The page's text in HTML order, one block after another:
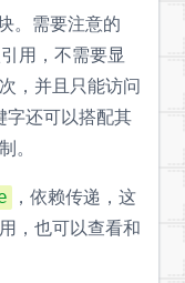
。需要注意的
用，不需要显
，并且只能访问
字还可以搭配其
。
，依赖传递，这
，也可以查看和